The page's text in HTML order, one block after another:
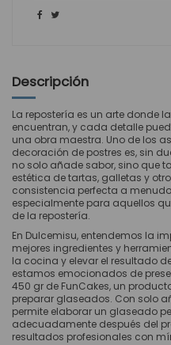
Descripción
La repostería es un arte donde
encuentran, y cada detalle
una obra maestra. Uno de los
decoración de postres es, sin
no solo añade sabor, sino que
estética de tartas, galletas y
consistencia perfecta a
especialmente para aquellos
de la repostería.
En Dulcemisu, entendemos la
mejores ingredientes y
la cocina y elevar el resultado
estamos emocionados de
450 gr de FunCakes, un
preparar glaseados. Con solo
permite elaborar un glaseado
adecuadamente después del
resultados profesionales con